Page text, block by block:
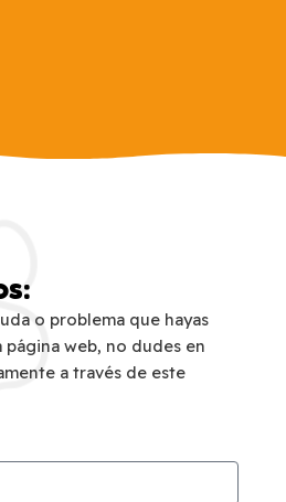
o problema que hayas
web, no dudes en
a través de este